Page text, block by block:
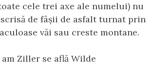
cele trei axe ale numelui) nu
de fâșii de asfalt turnat prin
văi sau creste montane.
Ziller se află Wilde